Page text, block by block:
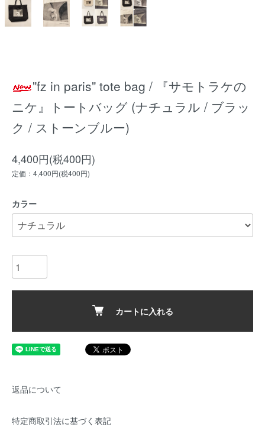
"fz in paris" tote bag / 『サモトラケの
ニケ』トートバッグ (ナチュラル / ブラッ
ク / ストーンブルー)
4,400円(税400円)
定価：4,400円(税400円)
カラー
カートに入れる
返品について
特定商取引法に基づく表記